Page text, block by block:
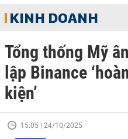
KINH DOANH
Tổng thống Mỹ
lập Binance
kiện’
15:05 | 24/10/2025